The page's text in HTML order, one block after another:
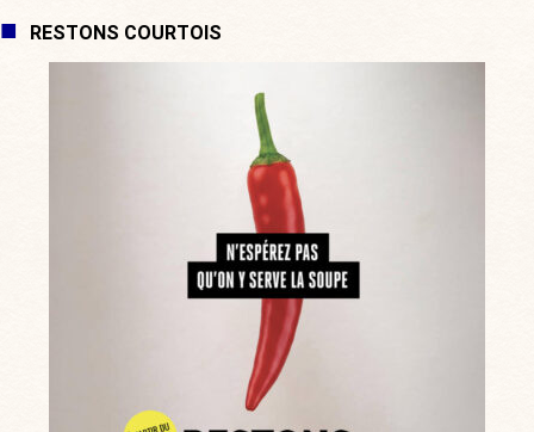
RESTONS COURTOIS